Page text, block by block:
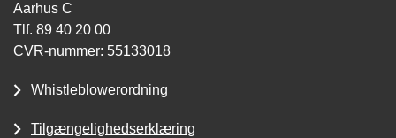
Aarhus C
Tlf. 89 40 20 00
CVR-nummer: 55133018
Whistleblowerordning
Tilgængelighedserklæring